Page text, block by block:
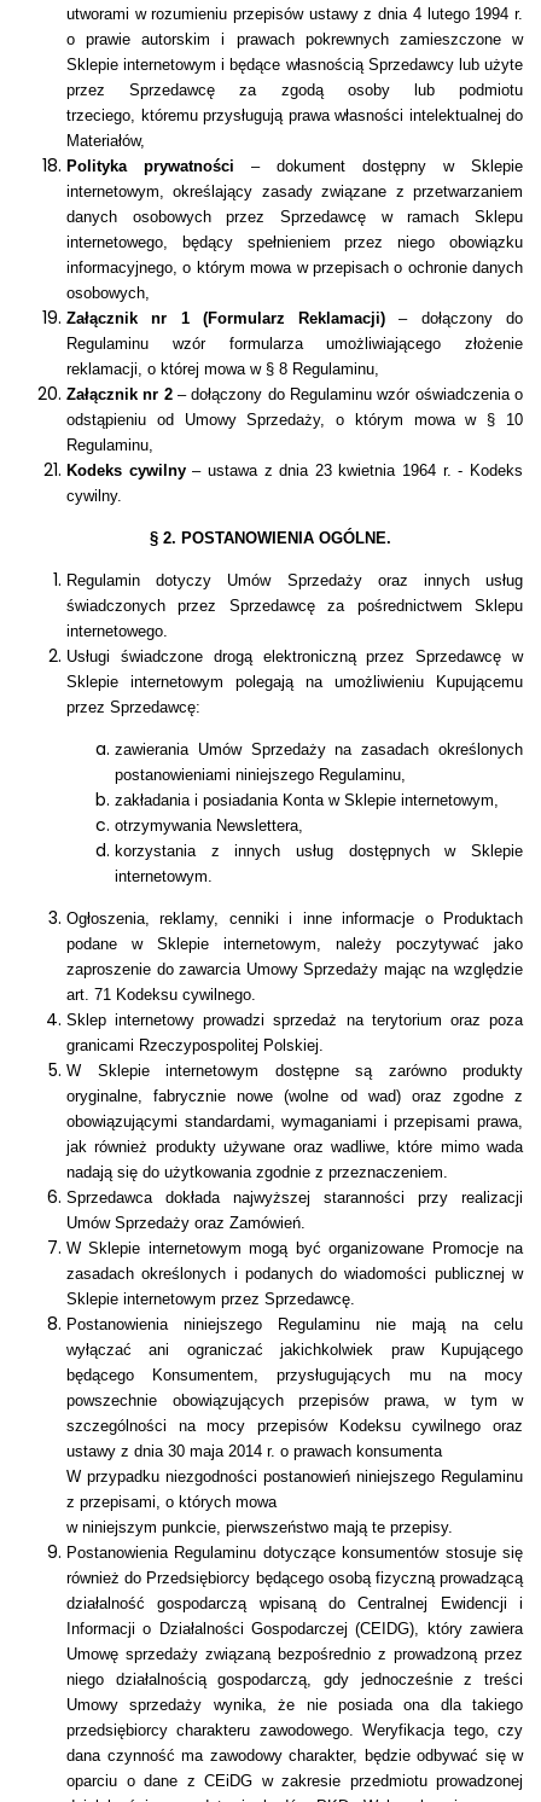
utworami w rozumieniu przepisów ustawy z dnia 4 lutego 1994 r.
o prawie autorskim i prawach pokrewnych zamieszczone w
Sklepie internetowymi będące własnością Sprzedawcy lub użyte
przez Sprzedawcę za zgodą osoby lub podmiotu
trzeciego, któremu przysługują prawa własności intelektualnej do
Materiałów,
Polityka prywatności – dokument dostępny w Sklepie
internetowym, określający zasady związane z przetwarzaniem
danych osobowych przez Sprzedawcę w ramach Sklepu
internetowego, będący spełnieniem przez niego obowiązku
informacyjnego, o którym mowa w przepisach o ochronie danych
osobowych,
Załącznik nr 1 (Formularz Reklamacji) – dołączony do
Regulaminu wzór formularza umożliwiającego złożenie
reklamacji, o której mowa w § 8 Regulaminu,
Załącznik nr 2– dołączony do Regulaminu wzór oświadczenia o
odstąpieniu od Umowy Sprzedaży, o którym mowa w § 10
Regulaminu,
Kodeks cywilny– ustawa z dnia 23 kwietnia 1964 r. - Kodeks
cywilny.
§ 2. POSTANOWIENIA OGÓLNE.
Regulamin dotyczy Umów Sprzedaży oraz innych usług
świadczonych przez Sprzedawcę za pośrednictwem Sklepu
internetowego.
Usługi świadczone drogą elektroniczną przez Sprzedawcę w
Sklepie internetowym polegają na umożliwieniu Kupującemu
przez Sprzedawcę:
zawierania Umów Sprzedaży na zasadach określonych
postanowieniami niniejszego Regulaminu,
zakładania i posiadania Konta w Sklepie internetowym,
otrzymywania Newslettera,
korzystania z innych usług dostępnych w Sklepie
internetowym.
Ogłoszenia, reklamy, cenniki i inne informacje o Produktach
podane w Sklepie internetowym, należy poczytywać jako
zaproszenie do zawarcia Umowy Sprzedaży mając na względzie
art. 71 Kodeksu cywilnego.
Sklep internetowy prowadzi sprzedaż na terytorium oraz poza
granicami Rzeczypospolitej Polskiej.
W Sklepie internetowym dostępne są zarówno produkty
oryginalne, fabrycznie nowe (wolne od wad) oraz zgodne z
obowiązującymi standardami, wymaganiami i przepisami prawa,
jak również produkty używane oraz wadliwe, które mimo wada
nadają się do użytkowania zgodnie z przeznaczeniem.
Sprzedawca dokłada najwyższej staranności przy realizacji
Umów Sprzedaży oraz Zamówień.
W Sklepie internetowym mogą być organizowane Promocjena
zasadach określonych i podanych do wiadomości publicznej w
Sklepie internetowym przez Sprzedawcę.
Postanowienia niniejszego Regulaminu nie mają na celu
wyłączać ani ograniczać jakichkolwiek praw Kupującego
będącego Konsumentem, przysługujących mu na mocy
powszechnie obowiązujących przepisów prawa, w tym w
szczególności na mocy przepisów Kodeksu cywilnego oraz
ustawy z dnia 30 maja 2014 r. o prawach konsumenta
W przypadku niezgodności postanowień niniejszego Regulaminu
z przepisami, o których mowa
w niniejszym punkcie, pierwszeństwo mają te przepisy.
Postanowienia Regulaminu dotyczące konsumentów stosuje się
również do Przedsiębiorcy będącego osobą fizyczną prowadzącą
działalność gospodarczą wpisaną do Centralnej Ewidencji i
Informacji o Działalności Gospodarczej (CEIDG), który zawiera
Umowę sprzedaży związaną bezpośrednio z prowadzoną przez
niego działalnością gospodarczą, gdy jednocześnie z treści
Umowy sprzedaży wynika, że nie posiada ona dla takiego
przedsiębiorcy charakteru zawodowego. Weryfikacja tego, czy
dana czynność ma zawodowy charakter, będzie odbywać się w
oparciu o dane z CEiDG w zakresie przedmiotu prowadzonej